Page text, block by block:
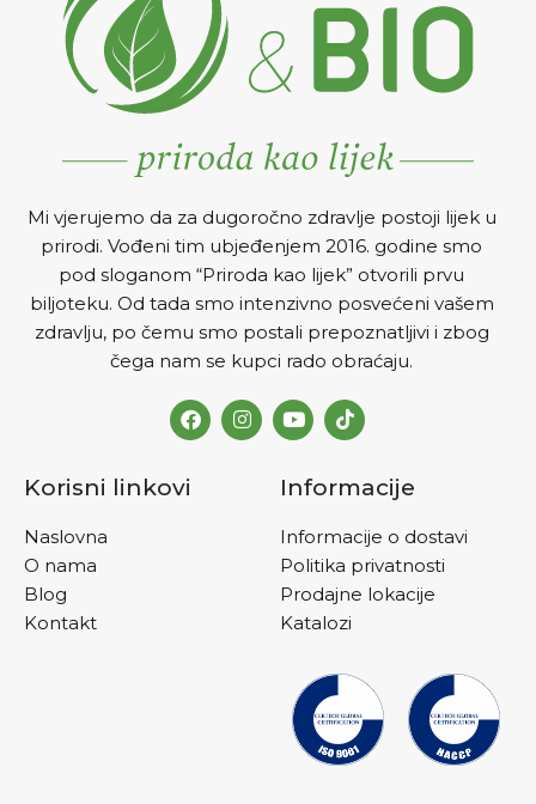
Mi vjerujemo da za dugoročno zdravlje postoji lijek u
prirodi. Vođeni tim ubjeđenjem 2016. godine smo
pod sloganom “Priroda kao lijek” otvorili prvu
biljoteku. Od tada smo intenzivno posvećeni vašem
zdravlju, po čemu smo postali prepoznatljivi i zbog
čega nam se kupci rado obraćaju.
Korisni linkovi
Naslovna
O nama
Blog
Kontakt
Informacije
Informacije o dostavi
Politika privatnosti
Prodajne lokacije
Katalozi